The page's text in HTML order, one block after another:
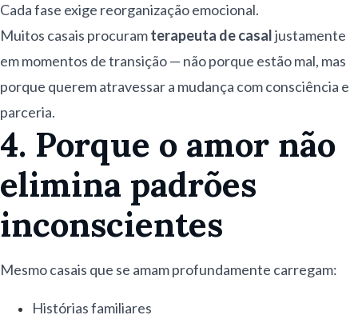
Cada fase exige reorganização emocional.
Muitos casais procuramterapeuta de casaljustamente
em momentos de transição — não porque estão mal, mas
porque querem atravessar a mudança com consciência e
parceria.
4. Porque o amor não
elimina padrões
inconscientes
Mesmo casais que se amam profundamente carregam:
Histórias familiares